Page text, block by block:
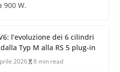
900 W.
l’evoluzione dei 6 cilindri
Typ M alla RS 5 plug-in
2026 8 min read